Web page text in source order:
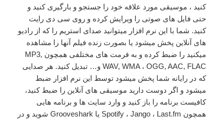
کنید ، موسیقی مورد علاقه خود را جستجو و بارگیری کنید و
حتی فایل های صوتی را ویرایش کرده و روی سی دی رایت
کنید. شما با این نرم افزار میتوانید صدای استریم را که از رادیو
های آنلاین پخش میشود یا بصورت زنده فیلم آنها را مشاهده
میکنید را ضبط کرده و به فرمت های مختلفی همچون MP3,
WAV, WMA ، OGG, AAC, FLAC و… تبدیل کنید. هر صدایی
که در رایانه شما پخش میشود توسط این نرم افزار ضبط
میشود و اگر دوست دارید موسیقی های آنلاین را ضبط کنید،
کافیست برنامه را باز کنید و وارد سایت ها و برنامه هایی
همچون Spotify ، Jango ، Last.fm یا Grooveshark شوید و در